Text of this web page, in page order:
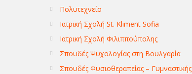
Πολυτεχνείο
Ιατρική Σχολή St. Kliment Sofia
Ιατρική Σχολή Φιλιππούπολης
Σπουδές Ψυχολογίας στη Βουλγαρία
Σπουδές Φυσιοθεραπείας – Γυμναστικής